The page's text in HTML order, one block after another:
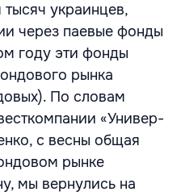
тысяч украинцев,
через паевые фонды
году эти фонды
рынка
По словам
«Универ-
с весны общая
рынке
мы вернулись на